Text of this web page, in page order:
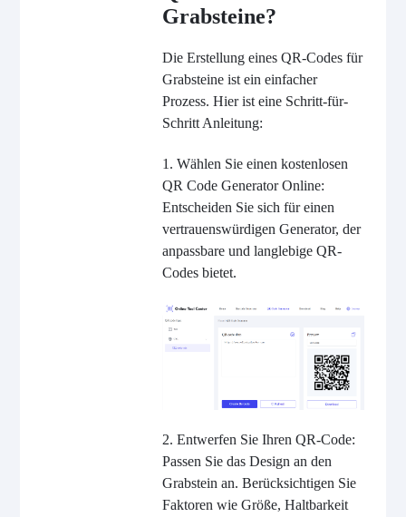
Grabsteine?
Die Erstellung eines QR-Codes für
Grabsteine ist ein einfacher
Prozess. Hier ist eine Schritt-für-
Schritt Anleitung:
1. Wählen Sie einen kostenlosen
QR Code Generator Online:
Entscheiden Sie sich für einen
vertrauenswürdigen Generator, der
anpassbare und langlebige QR-
Codes bietet.
2. Entwerfen Sie Ihren QR-Code:
Passen Sie das Design an den
Grabstein an. Berücksichtigen Sie
Faktoren wie Größe, Haltbarkeit